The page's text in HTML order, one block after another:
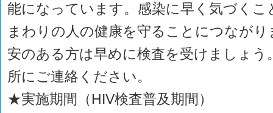
能になっています。感染に早く気づくこ
まわりの人の健康を守ることにつなが
安のある方は早めに検査を受けましょう
所にご連絡ください。
★実施期間（HIV検査普及期間）